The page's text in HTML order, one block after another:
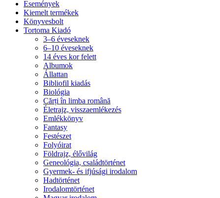
Események
Kiemelt termékek
Könyvesbolt
Tortoma Kiadó
3–6 éveseknek
6–10 éveseknek
14 éves kor felett
Albumok
Állattan
Bibliofil kiadás
Biológia
Cărți în limba română
Életrajz, visszaemlékezés
Emlékkönyv
Fantasy
Festészet
Folyóirat
Földrajz, élővilág
Geneológia, családtörténet
Gyermek- és ifjúsági irodalom
Hadtörténet
Irodalomtörténet